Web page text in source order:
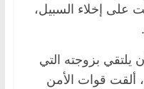
على إخلاء السبيل،
وقبل أن يلتقي بزوجته التي
ألقت قوات الأمن